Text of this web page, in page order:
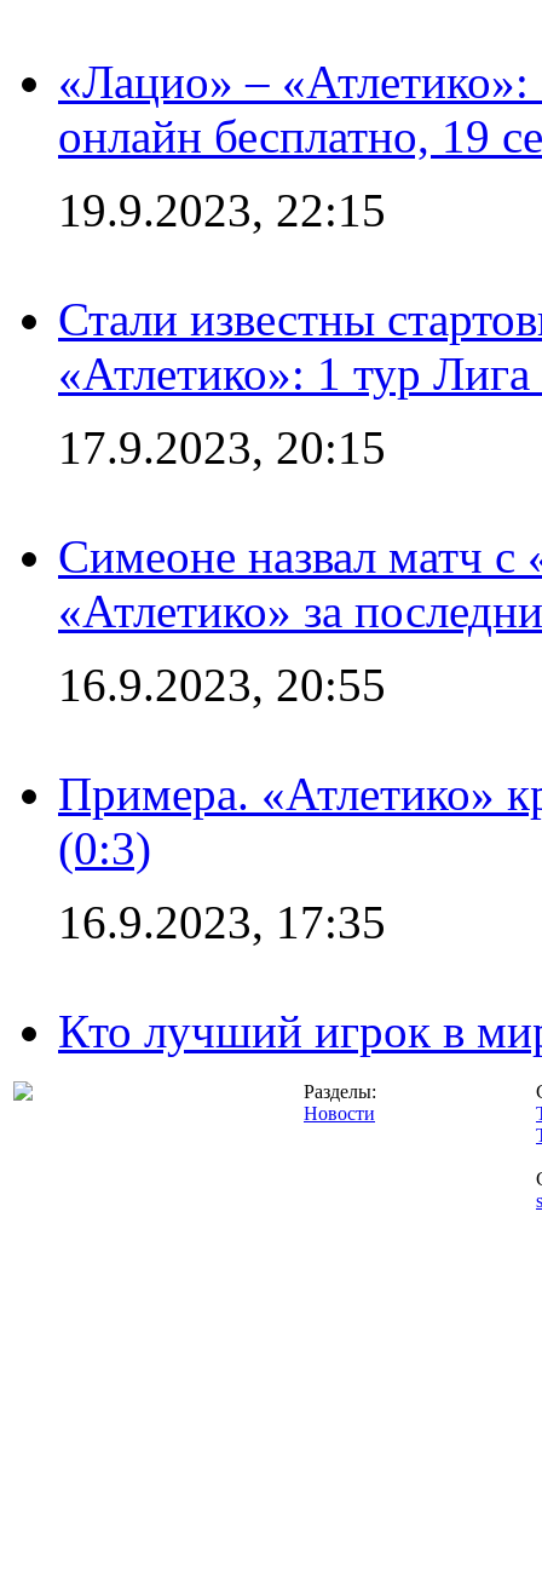
«Лацио» –
онлайн бесплатно, 19
19.9.2023, 22:15
Стали известны
«Атлетико»: 1 тур
17.9.2023, 20:15
Симеоне назвал матч
«Атлетико» за
16.9.2023, 20:55
Примера. «Атлетико»
(0:3)
16.9.2023, 17:35
Кто лучший игрок в
Разделы:
Новости